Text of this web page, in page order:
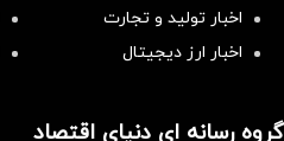
اخبار تولید و تجارت
اخبار ارز دیجیتال
گروه رسانه ای دنیای اقتصاد